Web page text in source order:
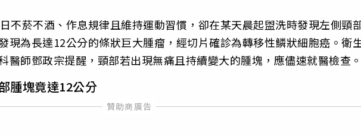
不菸不酒、作息規律且維持運動習慣，卻在某天晨起盥洗時發現左側頸
現為長達12公分的條狀巨大腫瘤，經切片確診為轉移性鱗狀細胞癌。衛
醫師鄧政宗提醒，頸部若出現無痛且持續變大的腫塊，應儘速就醫檢查
腫塊竟達12公分